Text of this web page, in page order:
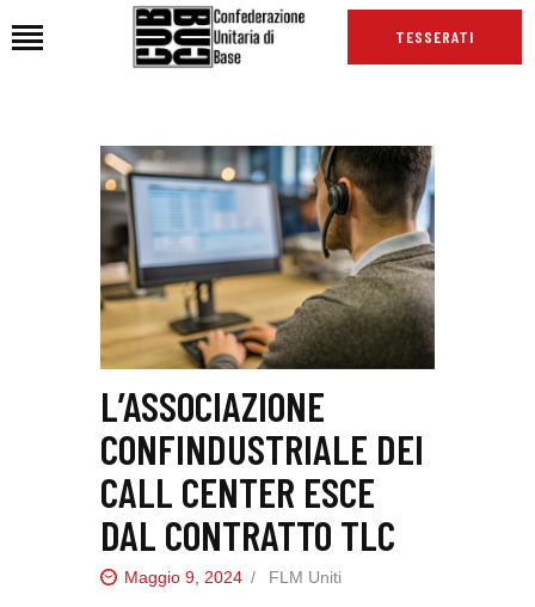
TESSERATI
HOME
CHI SIAMO
SEDI
NEWS
PODCAST CUB
TG CUB
INTERNAZIONALE
RASSEGNA STAMPA
L’ASSOCIAZIONE
CONFINDUSTRIALE DEI
CALL CENTER ESCE
DAL CONTRATTO TLC
Maggio 9, 2024 FLM Uniti